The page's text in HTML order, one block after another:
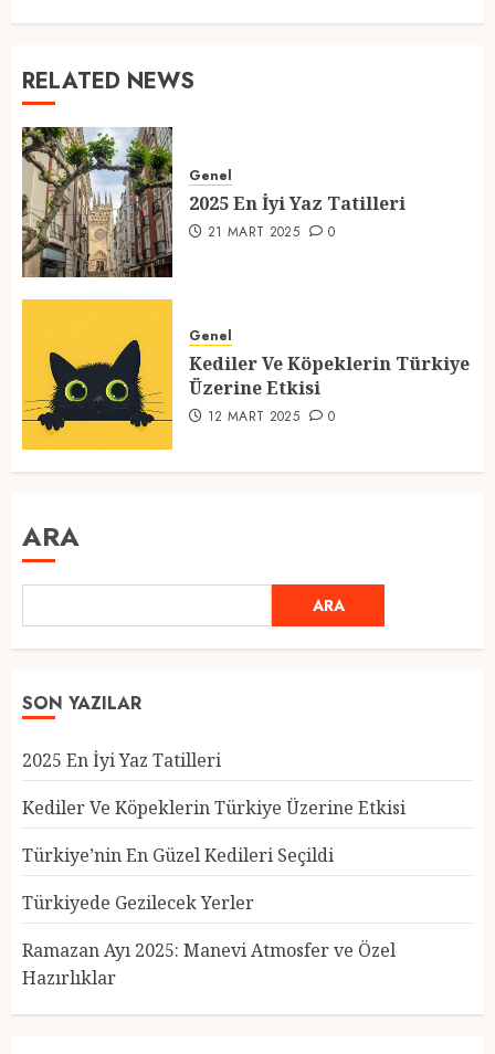
RELATED NEWS
Genel
2025 En İyi Yaz Tatilleri
21 MART 2025 0
Genel
Kediler Ve Köpeklerin Türkiye
Üzerine Etkisi
12 MART 2025 0
ARA
ARA
SON YAZILAR
2025 En İyi Yaz Tatilleri
Kediler Ve Köpeklerin Türkiye Üzerine Etkisi
Türkiye’nin En Güzel Kedileri Seçildi
Türkiyede Gezilecek Yerler
Ramazan Ayı 2025: Manevi Atmosfer ve Özel
Hazırlıklar
Türkiye’nin En Güzel Kedileri
Seçildi
12 MART 2025